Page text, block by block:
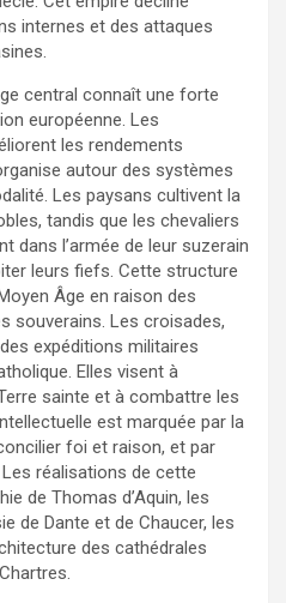
internes et des attaques
central connaît une forte
européenne. Les
les rendements
autour des systèmes
Les paysans cultivent la
tandis que les chevaliers
dans l’armée de leur suzerain
leurs fiefs. Cette structure
Âge en raison des
souverains. Les croisades,
expéditions militaires
Elles visent à
sainte et à combattre les
est marquée par la
foi et raison, et par
réalisations de cette
de Thomas d’Aquin, les
de Dante et de Chaucer, les
des cathédrales